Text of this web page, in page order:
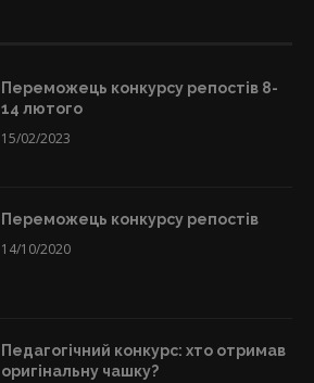
Переможець конкурсу репостів 8-
14 лютого
15/02/2023
Переможець конкурсу репостів
14/10/2020
Педагогічний конкурс: хто отримав
оригінальну чашку?